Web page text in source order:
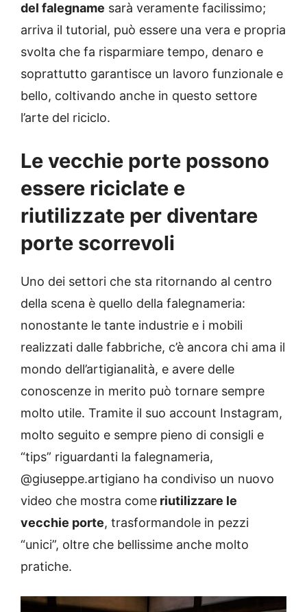
del falegname sarà veramente facilissimo;
arriva il tutorial, può essere una vera e propria
svolta che fa risparmiare tempo, denaro e
soprattutto garantisce un lavoro funzionale e
bello, coltivando anche in questo settore
l’arte del riciclo.
Le vecchie porte possono
essere riciclate e
riutilizzate per diventare
porte scorrevoli
Uno dei settori che sta ritornando al centro
della scena è quello della falegnameria:
nonostante le tante industrie e i mobili
realizzati dalle fabbriche, c’è ancora chi ama il
mondo dell’artigianalità, e avere delle
conoscenze in merito può tornare sempre
molto utile. Tramite il suo account Instagram,
molto seguito e sempre pieno di consigli e
“tips” riguardanti la falegnameria,
@giuseppe.artigiano ha condiviso un nuovo
video che mostra come riutilizzare le
vecchie porte, trasformandole in pezzi
“unici”, oltre che bellissime anche molto
pratiche.